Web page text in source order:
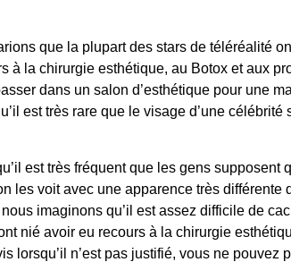
que la plupart des stars de téléréalité
à la chirurgie esthétique, au Botox et aux
dans un salon d’esthétique pour une
est très rare que le visage d’une
est très fréquent que les gens supposent
les voit avec une apparence très différente
imaginons qu’il est assez difficile de
nié avoir eu recours à la chirurgie
lorsqu’il n’est pas justifié, vous ne